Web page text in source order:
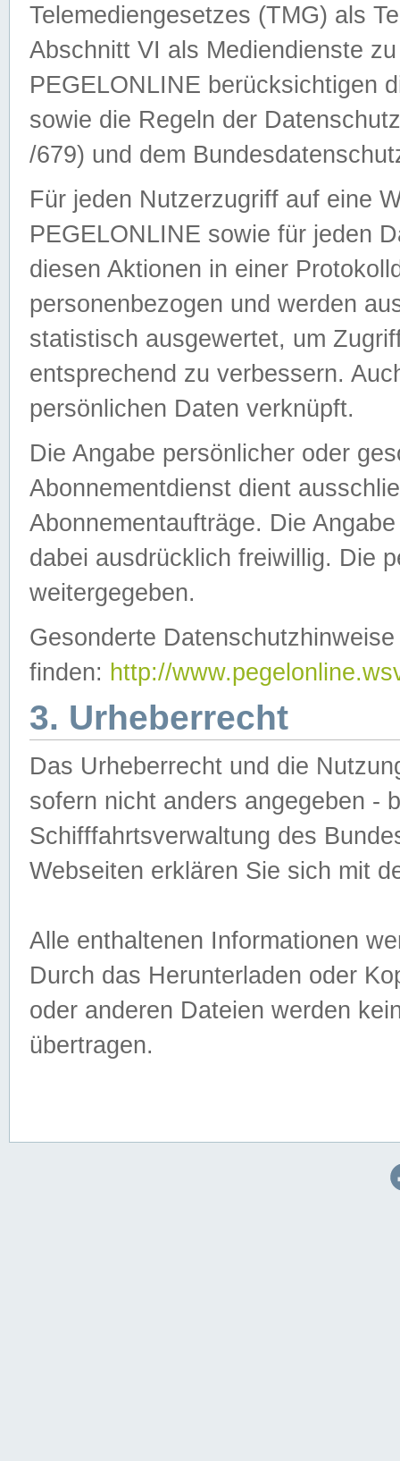
Telemediengesetzes (TMG) als
Abschnitt VI als Mediendienste
PEGELONLINE berücksichtigen
sowie die Regeln der
/679) und dem
Für jeden Nutzerzugriff auf eine
PEGELONLINE sowie für jeden
diesen Aktionen in einer
personenbezogen und werden
statistisch ausgewertet, um
entsprechend zu verbessern.
persönlichen Daten verknüpft.
Die Angabe persönlicher oder
Abonnementdienst dient
Abonnementaufträge. Die
dabei ausdrücklich freiwillig. Die
weitergegeben.
Gesonderte
finden: http://
3. Urheberrecht
Das Urheberrecht und die
sofern nicht anders angegeben -
Schifffahrtsverwaltung des
Webseiten erklären Sie sich mit
Alle enthaltenen Informationen
Durch das Herunterladen oder
oder anderen Dateien werden
übertragen.